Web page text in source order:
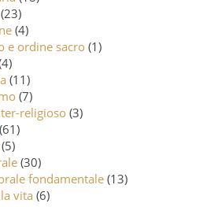
(23)
(4)
e ordine sacro (1)
(11)
(7)
religioso (3)
(61)
(5)
(30)
fondamentale (13)
vita (6)